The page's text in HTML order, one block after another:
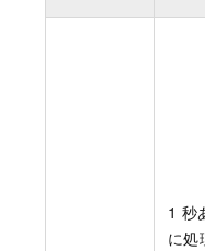
1 秒
に処